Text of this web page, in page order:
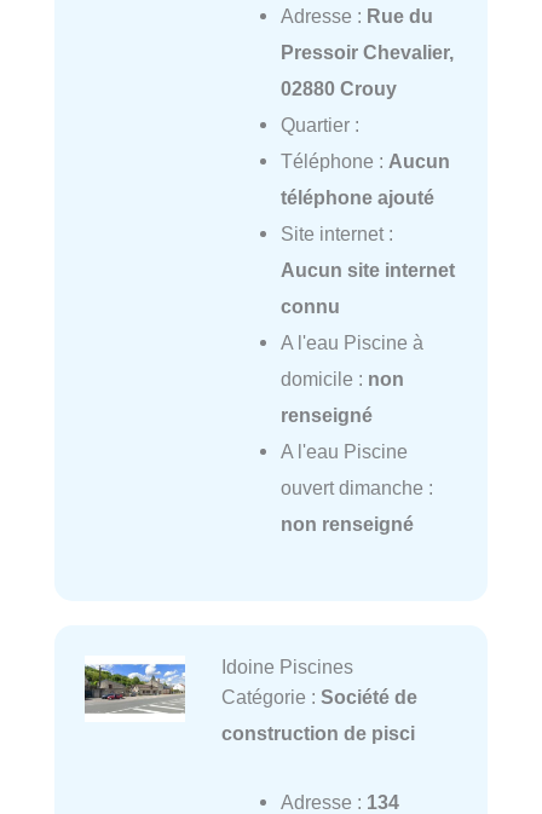
Adresse : Rue du
Pressoir Chevalier,
02880 Crouy
Quartier :
Téléphone : Aucun
téléphone ajouté
Site internet :
Aucun site internet
connu
A l'eau Piscine à
domicile : non
renseigné
A l'eau Piscine
ouvert dimanche :
non renseigné
Idoine Piscines
Catégorie : Société de
construction de pisci
Adresse : 134